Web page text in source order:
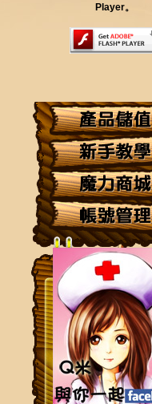
Player。